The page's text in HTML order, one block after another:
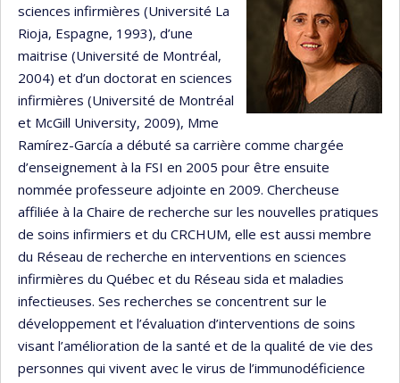
sciences infirmières (Université La
Rioja, Espagne, 1993), d’une
maitrise (Université de Montréal,
2004) et d’un doctorat en sciences
infirmières (Université de Montréal
et McGill University, 2009), Mme
Ramírez-García a débuté sa carrière comme chargée
d’enseignement à la FSI en 2005 pour être ensuite
nommée professeure adjointe en 2009. Chercheuse
affiliée à la Chaire de recherche sur les nouvelles pratiques
de soins infirmiers et du CRCHUM, elle est aussi membre
du Réseau de recherche en interventions en sciences
infirmières du Québec et du Réseau sida et maladies
infectieuses. Ses recherches se concentrent sur le
développement et l’évaluation d’interventions de soins
visant l’amélioration de la santé et de la qualité de vie des
personnes qui vivent avec le virus de l’immunodéficience